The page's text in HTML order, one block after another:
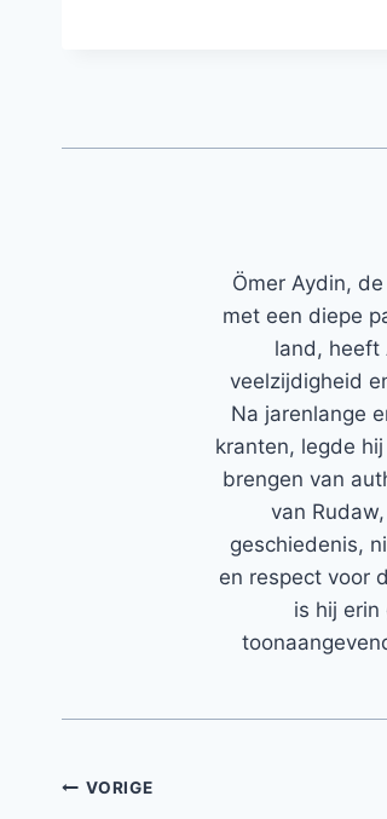
Ömer Aydin,
met een diepe
land, heeft
veelzijdigheid
Na jarenlange
kranten, legde
brengen van
van
geschiedenis,
en respect voor
is hij
Bericht
VORIGE